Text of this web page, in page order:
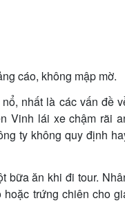
cáo, không mập mờ.
nhất là các vấn đề
Vinh lái xe chậm rãi
ty không quy định
bữa ăn khi đi tour.
trứng chiên cho